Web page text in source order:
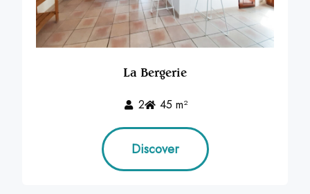
La Bergerie
2 45 m²
Discover